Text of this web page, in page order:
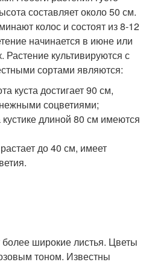
составляет около 50 см.
колос и состоят из 8-12
начинается в июне или
Растение культивируются с
сортами являются:
куста достигает 90 см,
соцветиями;
длиной 80 см имеются
до 40 см, имеет
широкие листья. Цветы
тоном. Известны